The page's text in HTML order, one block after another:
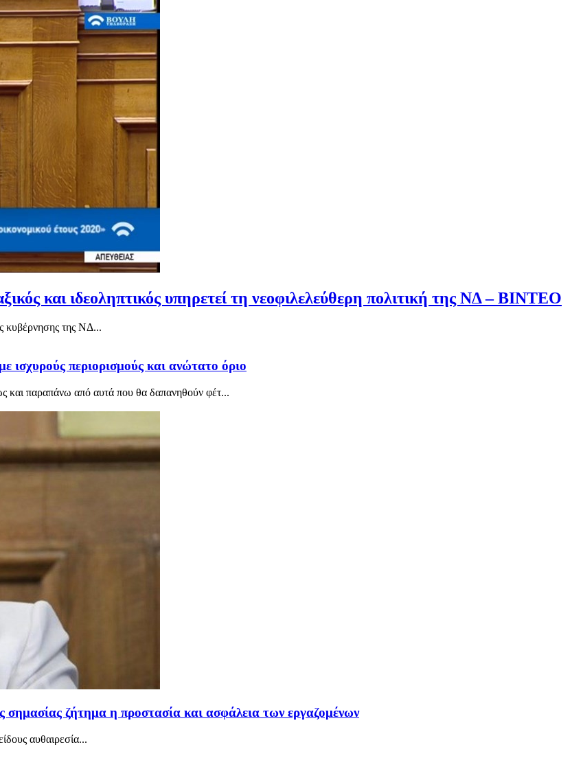
και ιδεοληπτικός υπηρετεί τη νεοφιλελεύθερη πολιτική της ΝΔ – ΒΙΝΤΕΟ
κυβέρνησης της ΝΔ...
ισχυρούς περιορισμούς και ανώτατο όριο
και παραπάνω από αυτά που θα δαπανηθούν φέτ...
ζήτημα η προστασία και ασφάλεια των εργαζομένων
αυθαιρεσία...